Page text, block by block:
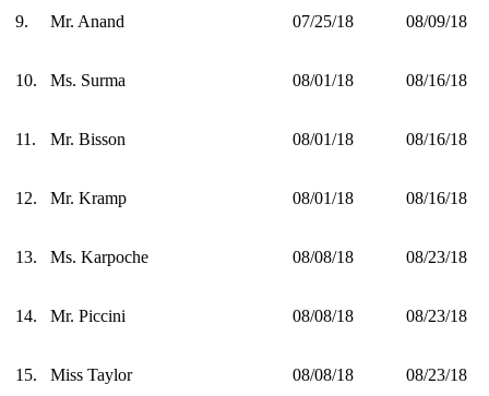
9. Mr. Anand 07/25/18 08/09/18
10. Ms. Surma 08/01/18 08/16/18
11. Mr. Bisson 08/01/18 08/16/18
12. Mr. Kramp 08/01/18 08/16/18
13. Ms. Karpoche 08/08/18 08/23/18
14. Mr. Piccini 08/08/18 08/23/18
15. Miss Taylor 08/08/18 08/23/18